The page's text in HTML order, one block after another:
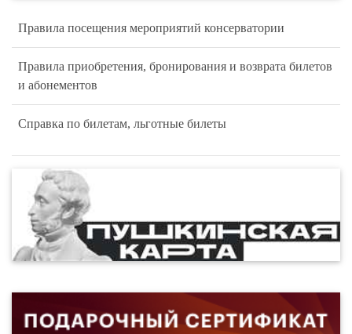
Правила посещения мероприятий консерватории
Правила приобретения, бронирования и возврата билетов
и абонементов
Справка по билетам, льготные билеты